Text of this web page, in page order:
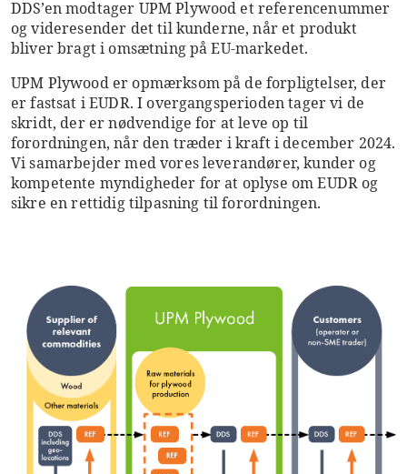
DDS’en modtager UPM Plywood et referencenummer
og videresender det til kunderne, når et produkt
bliver bragt i omsætning på EU-markedet.
UPM Plywood er opmærksom på de forpligtelser, der
er fastsat i EUDR. I overgangsperioden tager vi de
skridt, der er nødvendige for at leve op til
forordningen, når den træder i kraft i december 2024.
Vi samarbejder med vores leverandører, kunder og
kompetente myndigheder for at oplyse om EUDR og
sikre en rettidig tilpasning til forordningen.